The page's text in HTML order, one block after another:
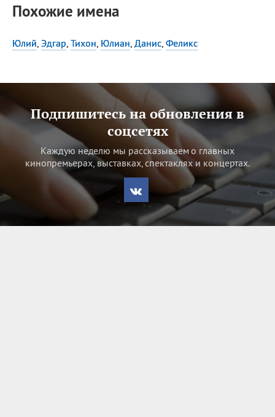
Похожие имена
Юлий Эдгар Тихон Юлиан Данис Феликс
Подпишитесь на обновления в
соцсетях
Каждую неделю мы рассказываем о главных
кинопремьерах, выставках, спектаклях и концертах.